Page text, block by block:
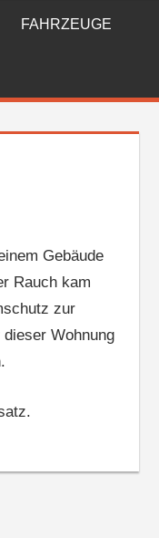
FAHRZEUGE
Gebäude
Rauch kam
zur
Wohnung